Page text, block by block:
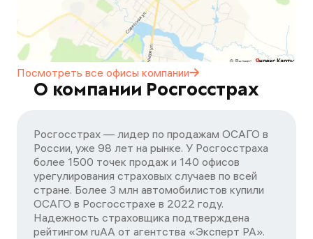
Посмотреть все офисы компании
О компании Росгосстрах
Росгосстрах — лидер по продажам ОСАГО в
России, уже 98 лет на рынке. У Росгосстраха
более 1500 точек продаж и 140 офисов
урегулирования страховых случаев по всей
стране. Более 3 млн автомобилистов купили
ОСАГО в Росгосстрахе в 2022 году.
Надежность страховщика подтверждена
рейтингом ruАА от агентства «Эксперт РА».